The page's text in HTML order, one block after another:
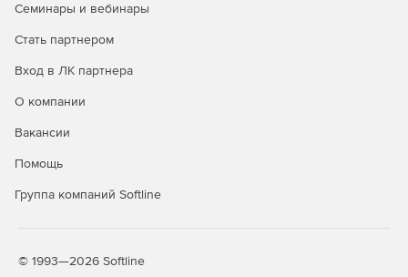
Семинары и вебинары
Стать партнером
Вход в ЛК партнера
О компании
Вакансии
Помощь
Группа компаний Softline
© 1993—2026 Softline